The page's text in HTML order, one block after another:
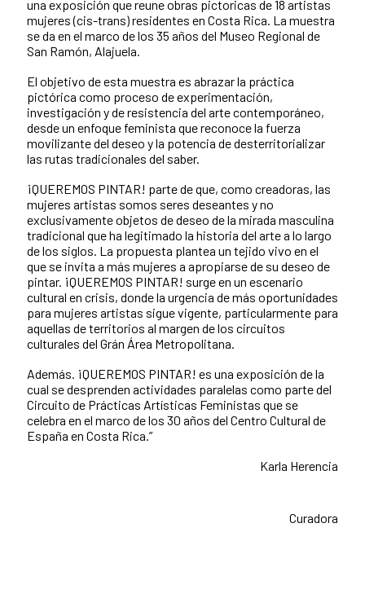
una exposición que reune obras pictoricas de 18 artistas
mujeres (cis-trans) residentes en Costa Rica. La muestra
se da en el marco de los 35 años del Museo Regional de
San Ramón, Alajuela.
El objetivo de esta muestra es abrazar la práctica
pictórica como proceso de experimentación,
investigación y de resistencia del arte contemporáneo,
desde un enfoque feminista que reconoce la fuerza
movilizante del deseo y la potencia de desterritorializar
las rutas tradicionales del saber.
¡QUEREMOS PINTAR! parte de que, como creadoras, las
mujeres artistas somos seres deseantes y no
exclusivamente objetos de deseo de la mirada masculina
tradicional que ha legitimado la historia del arte a lo largo
de los siglos. La propuesta plantea un tejido vivo en el
que se invita a más mujeres a apropiarse de su deseo de
pintar. ¡QUEREMOS PINTAR! surge en un escenario
cultural en crisis, donde la urgencia de más oportunidades
para mujeres artistas sigue vigente, particularmente para
aquellas de territorios al margen de los circuitos
culturales del Grán Área Metropolitana.
Además. ¡QUEREMOS PINTAR! es una exposición de la
cual se desprenden actividades paralelas como parte del
Circuito de Prácticas Artísticas Feministas que se
celebra en el marco de los 30 años del Centro Cultural de
España en Costa Rica.”
Karla Herencia
Curadora